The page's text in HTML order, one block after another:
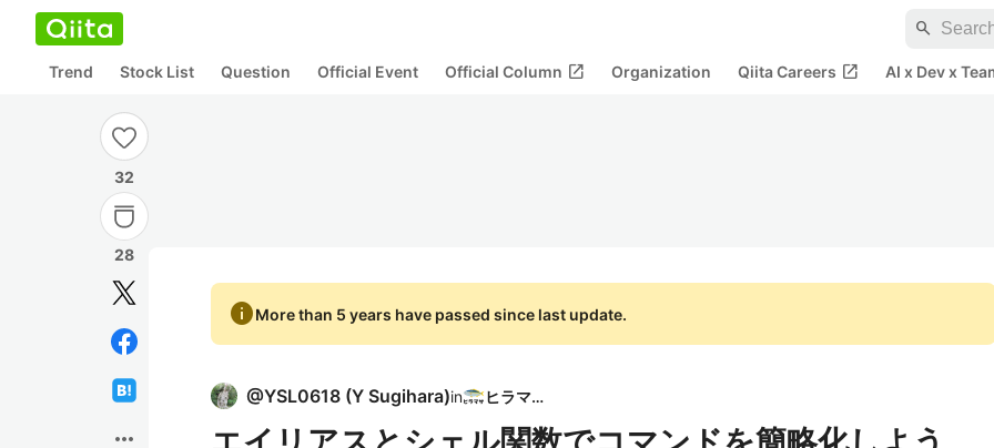
search
Trend Stock List Question Official Event Official Column open_in_new Organization Qiita Careers open_in_new AI x Dev x
32
28
more_horiz
infoMore than 5 years have passed since last update.
@YSL0618 (Y Sugihara)in ヒラマサ